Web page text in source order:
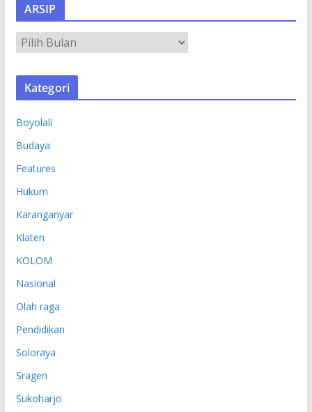
ARSIP
R
S
Kategori
Boyolali
Budaya
Features
Hukum
Karanganyar
Klaten
KOLOM
Nasional
Olah raga
Pendidikan
Soloraya
Sragen
Sukoharjo